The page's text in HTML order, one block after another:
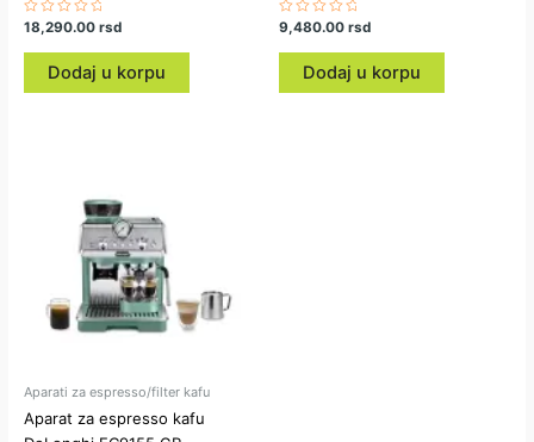
Ocenjeno
sa
0
18,290.00rsd
Dodaj u korpu
Ocenjeno
sa
0
9,480.00 rsd
Dodaj u korpu
Aparati za espresso/filter kafu
Aparat za espresso kafu